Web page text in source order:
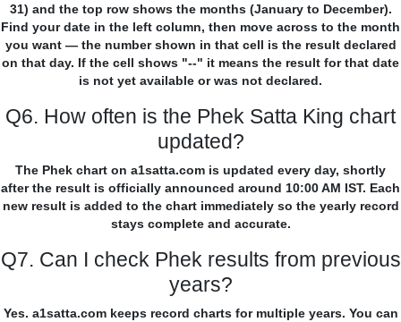
31) and the top row shows the months (January to December).
Find your date in the left column, then move across to the month
you want — the number shown in that cell is the result declared
on that day. If the cell shows "--" it means the result for that date
is not yet available or was not declared.
Q6. How often is the Phek Satta King chart
updated?
The Phek chart on a1satta.com is updated every day, shortly
after the result is officially announced around 10:00 AM IST. Each
new result is added to the chart immediately so the yearly record
stays complete and accurate.
Q7. Can I check Phek results from previous
years?
Yes. a1satta.com keeps record charts for multiple years. You can